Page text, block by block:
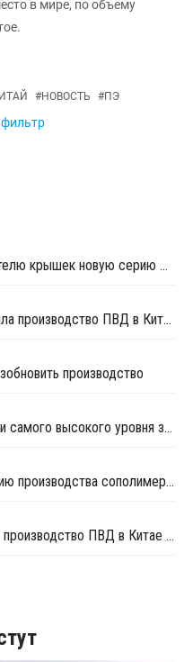
в мире, по объему
#НОВОСТЬ #ПЭ
фильтр
Chen Hsong поставил производителю крышек новую серию двухкомпонентных ТПА
Wanhua Petrochemical возобновила производство ПВД в Китае
производство
Цены на китайский ПВД достигли самого высокого уровня за восемь месяцев из-за ирано-израильского конфликта
ECI Group предоставит технологию производства сополимеров для китайской Shaanxi Yanchang
Zhongtian Hechuang возобновила производство ПВД в Китае после профилактики